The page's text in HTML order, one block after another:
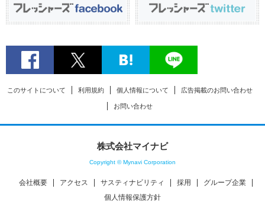
このサイトについて 利用規約 個人情報について 広告掲載のお問い合わせ
お問い合わせ
株式会社マイナビ
Copyright © Mynavi Corporation
会社概要 アクセス サスティナビリティ 採用
グループ企業
個人情報保護方針